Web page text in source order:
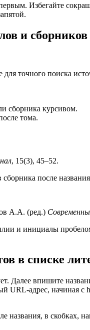
Избегайте
и сборников
точного поиска
сборника курсивом.
тома.
, 15(3), 45–52.
после
А.А. (ред.)
и инициалы
в списке
Далее впишите
URL-адрес, начиная
названия, в скобках,